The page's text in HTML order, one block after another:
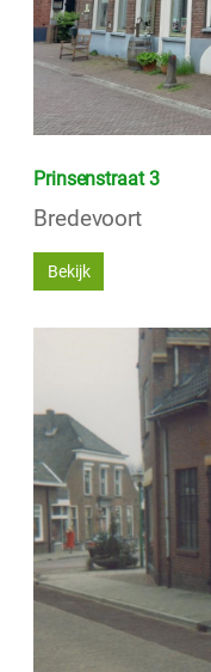
Prinsenstraat 3
Bredevoort
Bekijk